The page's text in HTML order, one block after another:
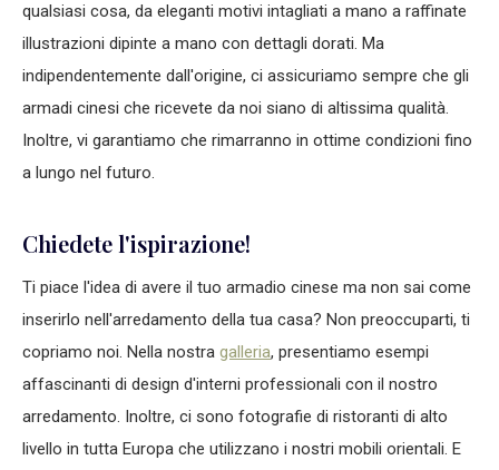
qualsiasi cosa, da eleganti motivi intagliati a mano a raffinate
illustrazioni dipinte a mano con dettagli dorati. Ma
indipendentemente dall'origine, ci assicuriamo sempre che gli
armadi cinesi che ricevete da noi siano di altissima qualità.
Inoltre, vi garantiamo che rimarranno in ottime condizioni fino
a lungo nel futuro.
Chiedete l'ispirazione!
Ti piace l'idea di avere il tuo armadio cinese ma non sai come
inserirlo nell'arredamento della tua casa? Non preoccuparti, ti
copriamo noi. Nella nostra galleria, presentiamo esempi
affascinanti di design d'interni professionali con il nostro
arredamento. Inoltre, ci sono fotografie di ristoranti di alto
livello in tutta Europa che utilizzano i nostri mobili orientali. E